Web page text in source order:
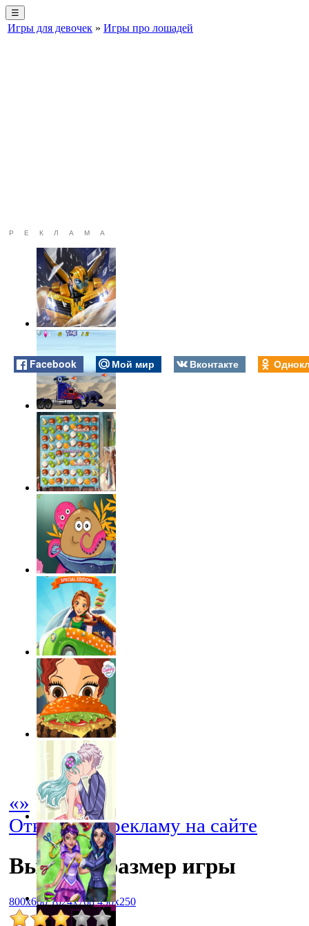
☰
Игры для девочек » Игры про лошадей
РЕКЛАМА
Facebook Мой мир Вконтакте
«»
Отключить рекламу на сайте
Выбрать размер игры
800x600 1024x768 450x250